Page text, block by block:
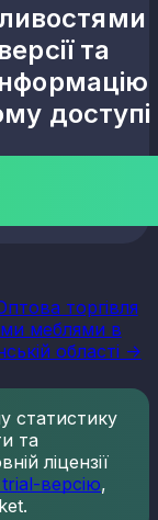
та
доступі
торгівля
меблями в
області ->
статистику
та
ліцензії
версію,